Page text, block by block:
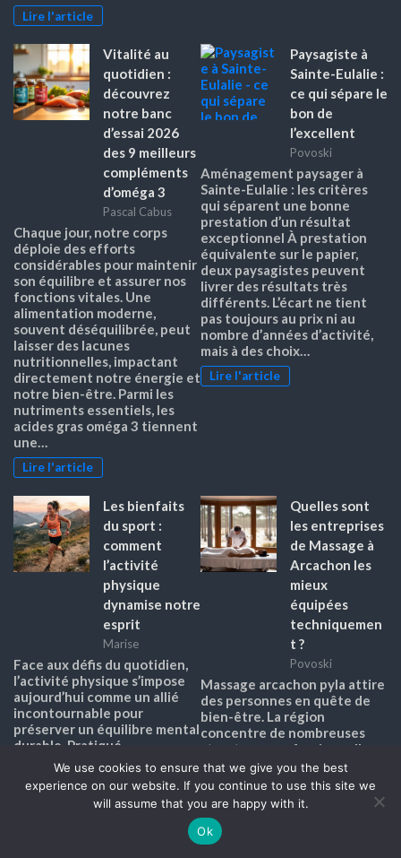
Lire l'article
Vitalité au
quotidien :
découvrez
notre banc
d’essai 2026
des 9 meilleurs
compléments
d’oméga 3
Pascal Cabus
Chaque jour, notre corps
déploie des efforts
considérables pour maintenir
son équilibre et assurer nos
fonctions vitales. Une
alimentation moderne,
souvent déséquilibrée, peut
laisser des lacunes
nutritionnelles, impactant
directement notre énergie et
notre bien-être. Parmi les
nutriments essentiels, les
acides gras oméga 3 tiennent
une…
Lire l'article
Paysagiste à
Sainte-Eulalie :
ce qui sépare le
bon de
l’excellent
Povoski
Aménagement paysager à
Sainte-Eulalie : les critères
qui séparent une bonne
prestation d’un résultat
exceptionnel À prestation
équivalente sur le papier,
deux paysagistes peuvent
livrer des résultats très
différents. L’écart ne tient
pas toujours au prix ni au
nombre d’années d’activité,
mais à des choix…
Lire l'article
Les bienfaits
du sport :
comment
l’activité
physique
dynamise notre
esprit
Marise
Face aux défis du quotidien,
l’activité physique s’impose
aujourd’hui comme un allié
incontournable pour
préserver un équilibre mental
durable. Pratiqué
régulièrement, le sport ne se
limite plus à ses effets
visibles sur le corps : il agit en
profondeur sur notre
Quelles sont
les entreprises
de Massage à
Arcachon les
mieux
équipées
techniquemen
t ?
Povoski
Massage arcachon pyla attire
des personnes en quête de
bien-être. La région
concentre de nombreuses
structures professionnelles.
Leur diversité technique
permet de répondre à des
attentes variées. Les
habitants et visiteurs
recherchent efficacité et
confort lors de leurs soins. Le
We use cookies to ensure that we give you the best
experience on our website. If you continue to use this site we
will assume that you are happy with it.
Ok